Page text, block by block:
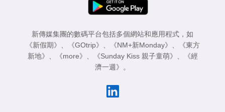
新傳媒集團的數碼平台包括多個網站和應用程式，如
《新假期》 、 《GOtrip》 、 《NM+新Monday》 、
《東方
新地》 、 《more》 、 《Sunday Kiss 親子童萌》 、
《經
濟一週》 。